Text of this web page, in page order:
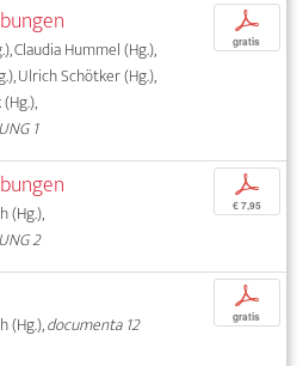
Claudia Hummel (Hg.),
Ulrich Schötker (Hg.),
1
p
gratis
(Hg.),
2
p
€ 7,95
(Hg.),documenta 12
p
gratis